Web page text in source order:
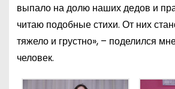
выпало на долю наших дедов и
читаю подобные стихи. От них
тяжело и грустно», – поделился
человек.